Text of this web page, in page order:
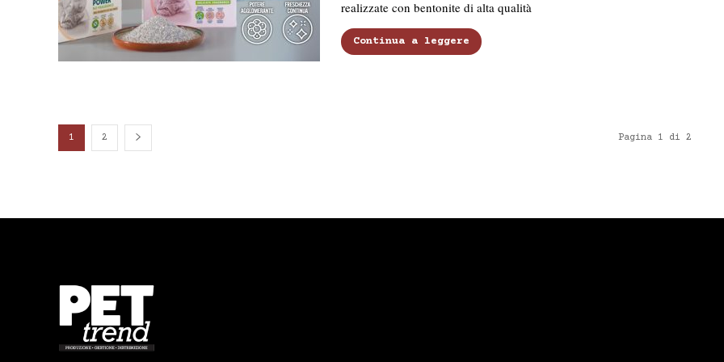
realizzate con bentonite di alta qualità
Continua a leggere
1 2 Pagina 1 di 2